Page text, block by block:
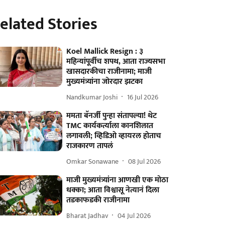
Stories
Koel Mallick Resign : ३
महिन्यांपूर्वीच शपथ, आता राज्यसभा
खासदारकीचा राजीनामा; माजी
मुख्यमंत्र्यांना जोरदार झटका
Nandkumar Joshi 16 Jul 2026
ममता बॅनर्जी पुन्हा संतापल्या! थेट
TMC कार्यकर्त्याला कानशिलात
लगावली; व्हिडिओ व्हायरल होताच
राजकारण तापलं
Omkar Sonawane 08 Jul 2026
माजी मुख्यमंत्र्यांना आणखी एक मोठा
धक्का; आता विश्वासू नेत्यानं दिला
तडकाफडकी राजीनामा
Bharat Jadhav 04 Jul 2026